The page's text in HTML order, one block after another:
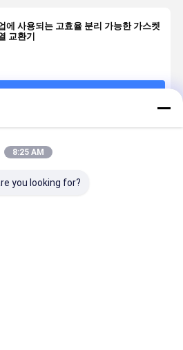
에 사용되는 고효율 분리 가능한 가스켓
교환기
8:25 AM
you looking for?